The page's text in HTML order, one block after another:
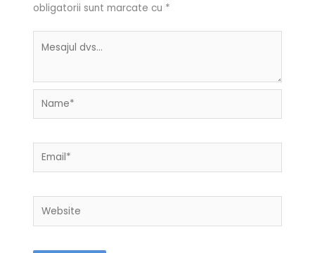
obligatorii sunt marcate cu *
Name*
Email*
Website